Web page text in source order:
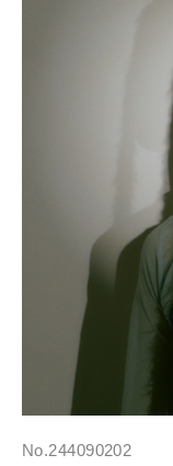
No.244090202